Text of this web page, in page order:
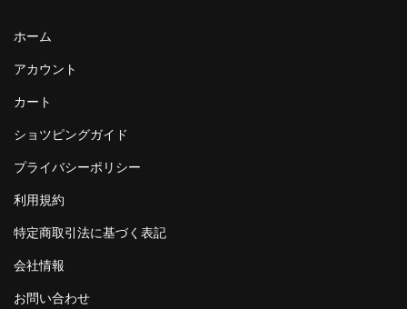
ホーム
アカウント
カート
ショツピングガイド
プライバシーポリシー
利用規約
特定商取引法に基づく表記
会社情報
お問い合わせ